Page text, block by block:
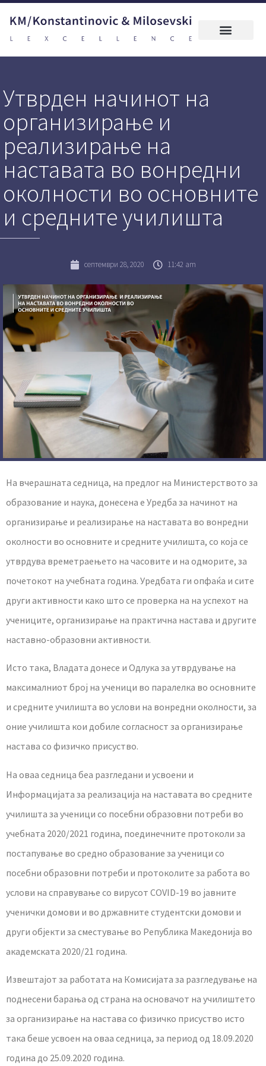
Утврден начинот на
организирање и
реализирање на
наставата во вонредни
околности во основните
и средните училишта
септември 28, 2020 11:42 am
На вчерашната седница, на предлог на Министерството за
образование и наука, донесена е Уредба за начинот на
организирање и реализирање на наставата во вонредни
околности во основните и средните училишта, со која се
утврдува времетраењето на часовите и на одморите, за
почетокот на учебната година. Уредбата ги опфаќа и сите
други активности како што се проверка на на успехот на
учениците, организирање на практична настава и другите
наставно-образовни активности.
Исто така, Владата донесе и Одлука за утврдување на
максималниот број на ученици во паралелка во основните
и средните училишта во услови на вонредни околности, за
оние училишта кои добиле согласност за организирање
настава со физичко присуство.
На оваа седница беа разгледани и усвоени и
Информацијата за реализација на наставата во средните
училишта за ученици со посебни образовни потреби во
учебната 2020/2021 година, поединечните протоколи за
постапување во средно образование за ученици со
посебни образовни потреби и протоколите за работа во
услови на справување со вирусот COVID-19 во јавните
ученички домови и во државните студентски домови и
други објекти за сместување во Република Македонија во
академската 2020/21 година.
Извештајот за работата на Комисијата за разгледување на
поднесени барања од страна на основачот на училиштето
за организирање на настава со физичко присуство исто
така беше усвоен на оваа седница, за период од 18.09.2020
година до 25.09.2020 година.